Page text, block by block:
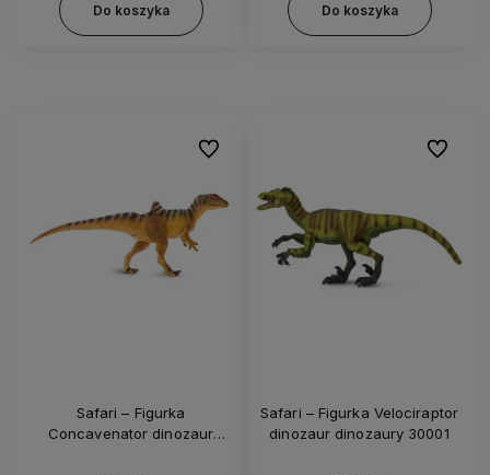
Do koszyka Do koszyka
Safari – Figurka
Concavenator dinozaur
Do ulubionych
Safari – Figurka Velociraptor
dinozaur dinozaury 30001
Do